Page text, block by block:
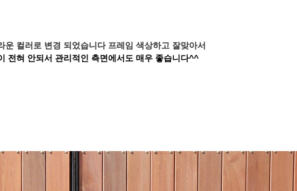
컬러로 변경 되었습니다 프레임 색상하고 잘맞아서
전혀 안되서 관리적인 측면에서도 매우 좋습니다^^